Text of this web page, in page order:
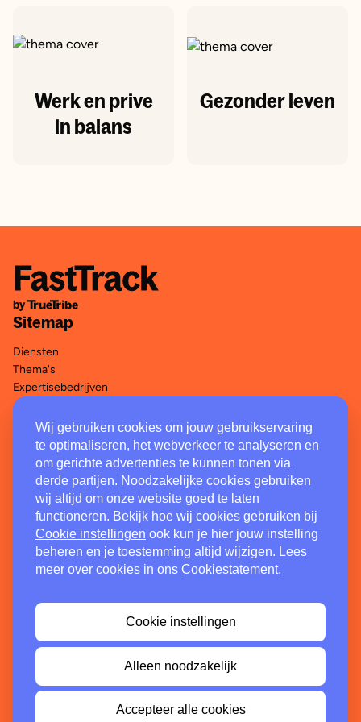
Werk en prive
in balans
Gezonder leven
Sitemap
Diensten
Thema's
Expertisebedrijven
Legal
Disclaimer
Privacystatement
Cookiestatement
Klachtenregeling
Contact
3503 AH Utrecht
fasttrack@jointruetribe.com
Wij gebruiken cookies om jouw gebruikservaring
te optimaliseren, het webverkeer te analyseren en
om gerichte advertenties te kunnen tonen via
derde partijen. Noodzakelijke cookies gebruiken
wij altijd om onze website goed te laten
functioneren. Bekijk hoe wij cookies gebruiken bij
Cookie instellingen ook kun je hier jouw instelling
beheren en je toestemming altijd wijzigen. Lees
meer over cookies in ons Cookiestatement.
Cookie instellingen
Alleen noodzakelijk
Accepteer alle cookies